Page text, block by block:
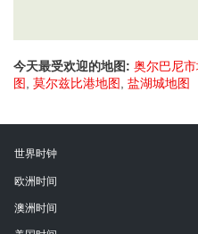
今天最受欢迎的地图: 奥尔巴尼市
图, 莫尔兹比港地图, 盐湖城地图
世界时钟
欧洲时间
澳洲时间